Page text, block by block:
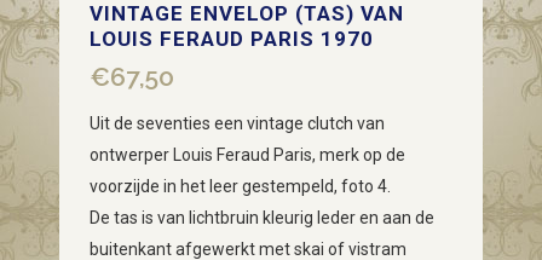
VINTAGE ENVELOP (TAS) VAN
LOUIS FERAUD PARIS 1970
€67,50
Uit de seventies een vintage clutch van
ontwerper Louis Feraud Paris, merk op de
voorzijde in het leer gestempeld, foto 4.
De tas is van lichtbruin kleurig leder en aan de
buitenkant afgewerkt met skai of vistram